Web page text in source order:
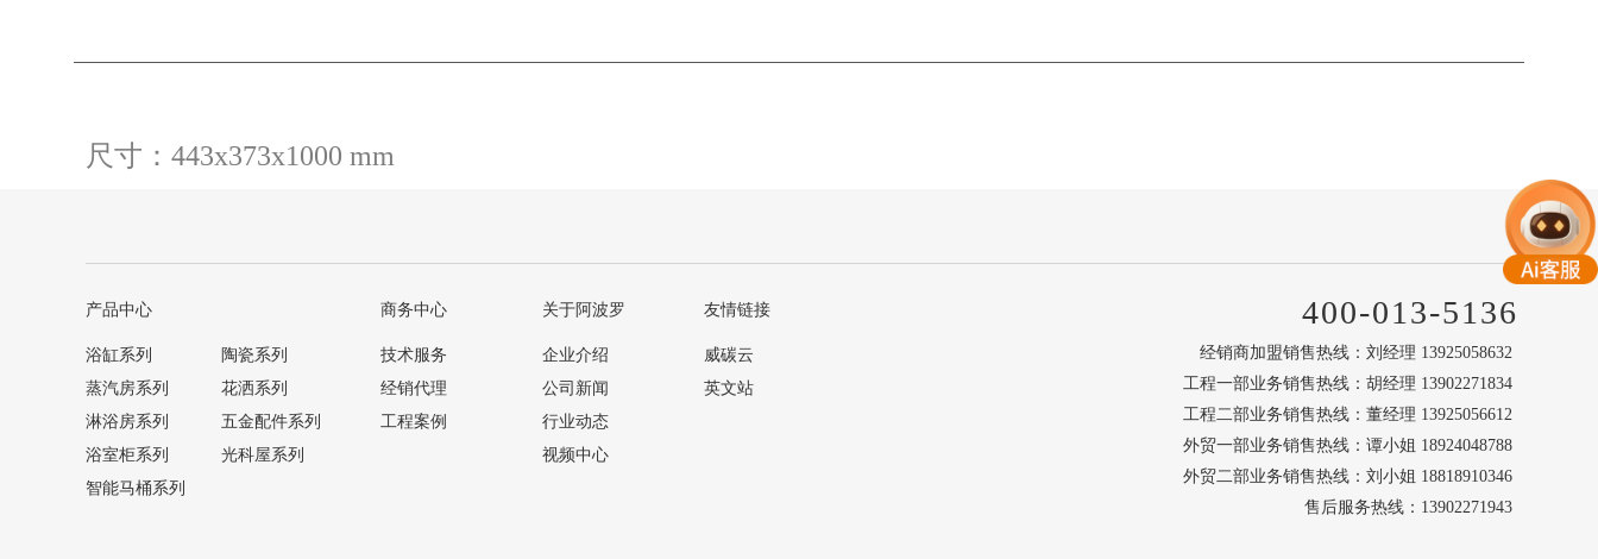
尺寸：443x373x1000 mm
产品中心
浴缸系列
蒸汽房系列
淋浴房系列
浴室柜系列
智能马桶系列
陶瓷系列
花洒系列
五金配件系列
光科屋系列
商务中心
技术服务
经销代理
工程案例
关于阿波罗
企业介绍
公司新闻
行业动态
视频中心
友情链接
威碳云
英文站
400-013-5136
经销商加盟销售热线：刘经理 13925058632
工程一部业务销售热线：胡经理 13902271834
工程二部业务销售热线：董经理 13925056612
外贸一部业务销售热线：谭小姐 18924048788
外贸二部业务销售热线：刘小姐 18818910346
售后服务热线：13902271943